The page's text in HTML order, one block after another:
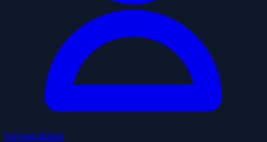
Hemen Başla